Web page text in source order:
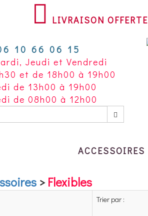
OFFERTE
PARTIR
DE
200
€
D'ACHAT
POUR
LIVRAISON
10 66 06 15
Jeudi et Vendredi
et de 18h00 à 19h00
de 13h00 à 19h00
de 08h00 à 12h00
ACCESSOIRES
>Flexibles
Trier par :